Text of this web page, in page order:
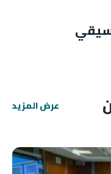
عرض المزيد